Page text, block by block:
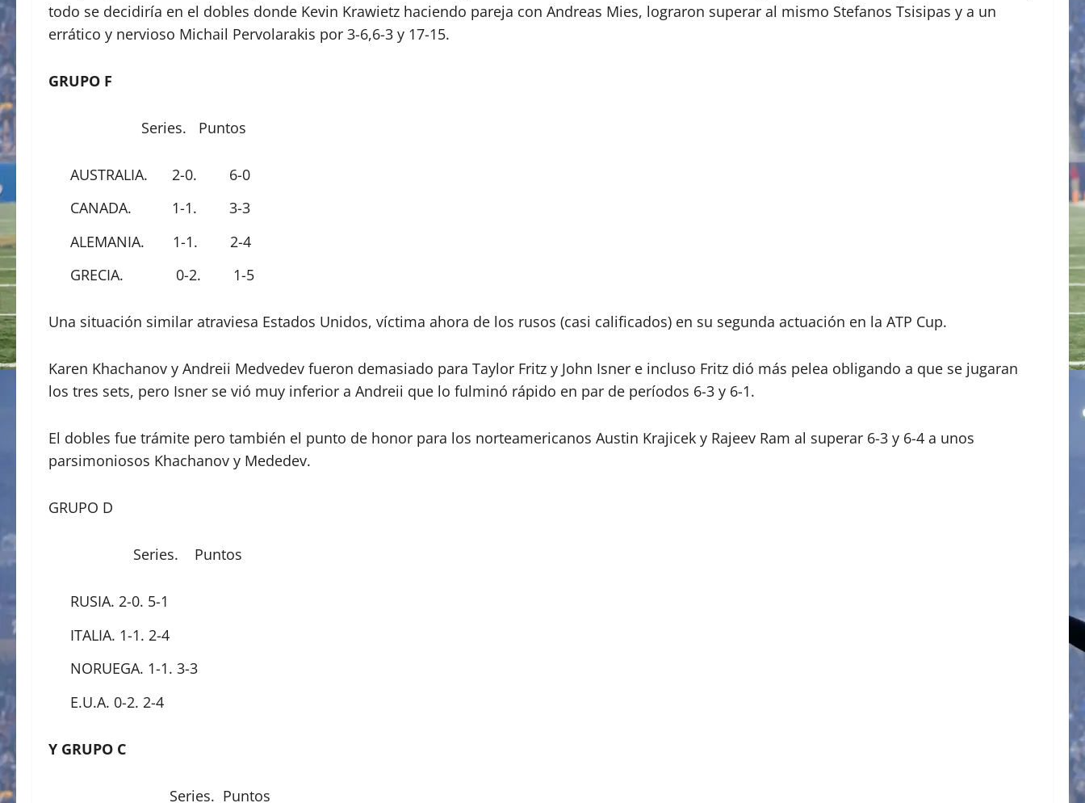
todo se decidiría en el dobles donde Kevin Krawietz haciendo pareja con Andreas Mies, lograron superar al mismo Stefanos Tsisipas y a un
errático y nervioso Michail Pervolarakis por 3-6,6-3 y 17-15.
GRUPO F
Series. Puntos
AUSTRALIA. 2-0. 6-0
CANADA. 1-1. 3-3
ALEMANIA. 1-1. 2-4
GRECIA. 0-2. 1-5
Una situación similar atraviesa Estados Unidos, víctima ahora de los rusos (casi calificados) en su segunda actuación en la ATP Cup.
Karen Khachanov y Andreii Medvedev fueron demasiado para Taylor Fritz y John Isner e incluso Fritz dió más pelea obligando a que se jugaran
los tres sets, pero Isner se vió muy inferior a Andreii que lo fulminó rápido en par de períodos 6-3 y 6-1.
El dobles fue trámite pero también el punto de honor para los norteamericanos Austin Krajicek y Rajeev Ram al superar 6-3 y 6-4 a unos
parsimoniosos Khachanov y Mededev.
GRUPO D
Series. Puntos
RUSIA. 2-0. 5-1
ITALIA. 1-1. 2-4
NORUEGA. 1-1. 3-3
E.U.A. 0-2. 2-4
Y GRUPO C
Series. Puntos